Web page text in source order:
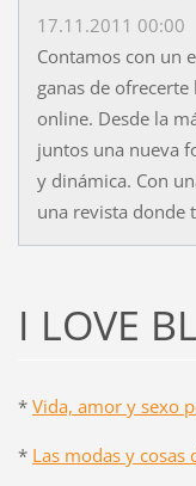
17.11.2011 00:00
Contamos con un
ganas de
online. Desde la
juntos una nueva
y dinámica. Con
una revista donde
I LOVE
* Vida, amor y sexo
* Las modas y cosas